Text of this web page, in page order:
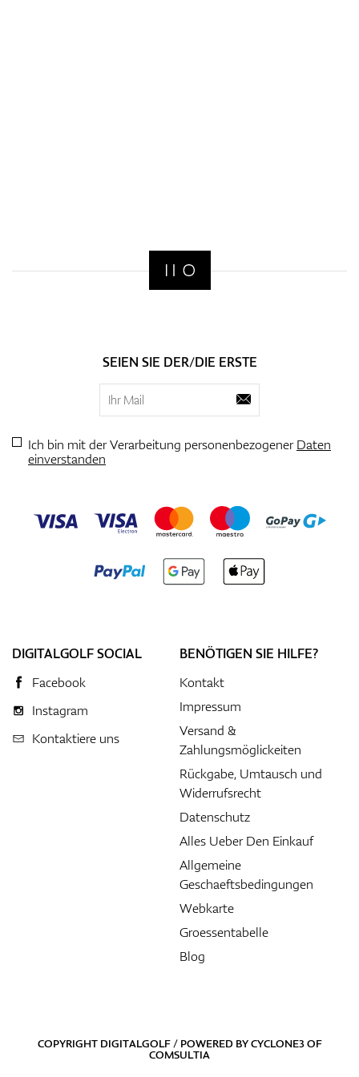
SEIEN SIE DER/DIE ERSTE
Ich bin mit der Verarbeitung personenbezogenerDaten
einverstanden
DIGITALGOLF SOCIAL
Facebook
Instagram
Kontaktiere uns
BENÖTIGEN SIE HILFE?
Kontakt
Impressum
Versand &
Zahlungsmöglickeiten
Rückgabe, Umtausch und
Widerrufsrecht
Datenschutz
Alles Ueber Den Einkauf
Allgemeine
Geschaeftsbedingungen
Webkarte
Groessentabelle
Blog
COPYRIGHT DIGITALGOLF / POWERED BYCYCLONE3OF
COMSULTIA